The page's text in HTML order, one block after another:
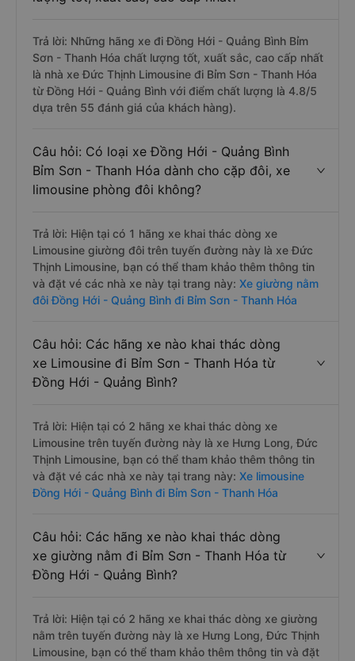
Trả lời: Những hãng xe đi Đồng Hới - Quảng Bình Bỉm
Sơn - Thanh Hóa chất lượng tốt, xuất sắc, cao cấp nhất
là nhà xe Đức Thịnh Limousine đi Bỉm Sơn - Thanh Hóa
từ Đồng Hới - Quảng Bình với điểm chất lượng là 4.8/5
dựa trên 55 đánh giá của khách hàng).
Câu hỏi: Có loại xe Đồng Hới - Quảng Bình
Bỉm Sơn - Thanh Hóa dành cho cặp đôi, xe
limousine phòng đôi không?
Trả lời: Hiện tại có 1 hãng xe khai thác dòng xe
Limousine giường đôi trên tuyến đường này là xe Đức
Thịnh Limousine, bạn có thể tham khảo thêm thông tin
và đặt vé các nhà xe này tại trang này: Xe giường nằm
đôi Đồng Hới - Quảng Bình đi Bỉm Sơn - Thanh Hóa
Câu hỏi: Các hãng xe nào khai thác dòng
xe Limousine đi Bỉm Sơn - Thanh Hóa từ
Đồng Hới - Quảng Bình?
Trả lời: Hiện tại có 2 hãng xe khai thác dòng xe
Limousine trên tuyến đường này là xe Hưng Long, Đức
Thịnh Limousine, bạn có thể tham khảo thêm thông tin
và đặt vé các nhà xe này tại trang này: Xe limousine
Đồng Hới - Quảng Bình đi Bỉm Sơn - Thanh Hóa
Câu hỏi: Các hãng xe nào khai thác dòng
xe giường nằm đi Bỉm Sơn - Thanh Hóa từ
Đồng Hới - Quảng Bình?
Trả lời: Hiện tại có 2 hãng xe khai thác dòng xe giường
nằm trên tuyến đường này là xe Hưng Long, Đức Thịnh
Limousine, bạn có thể tham khảo thêm thông tin và đặt